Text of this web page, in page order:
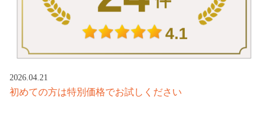
お得なプログラム・回数券
カラダファクトリーについて
施術について（A.P.バランス®とは）
2026.04.21
初めての方は特別価格でお試しください